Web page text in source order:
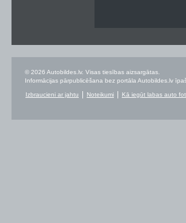
© 2026 Autobildes.lv. Visas tiesības aizsargātas.
Informācijas pārpublicēšana bez portāla Autobildes.lv
Izbraucieni ar jahtu Noteikumi Kā iegūt labas auto